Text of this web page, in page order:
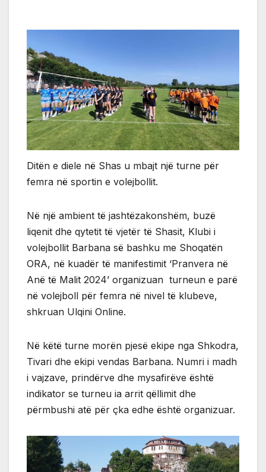
Ditën e diele në Shas u mbajt një turne për
femra në sportin e volejbollit.
Në një ambient të jashtëzakonshëm, buzë
liqenit dhe qytetit të vjetër të Shasit, Klubi i
volejbollit Barbana së bashku me Shoqatën
ORA, në kuadër të manifestimit ‘Pranvera në
Anë të Malit 2024’ organizuan turneun e parë
në volejboll për femra në nivel të klubeve,
shkruan Ulqini Online.
Në këtë turne morën pjesë ekipe nga Shkodra,
Tivari dhe ekipi vendas Barbana. Numri i madh
i vajzave, prindërve dhe mysafirëve është
indikator se turneu ia arrit qëllimit dhe
përmbushi atë për çka edhe është organizuar.